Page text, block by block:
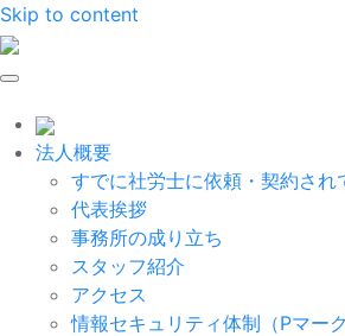
Skip to content
法人概要
すでに社労士に依頼・契約さ
代表挨拶
事務所の成り立ち
スタッフ紹介
アクセス
情報セキュリティ体制（Pマーク